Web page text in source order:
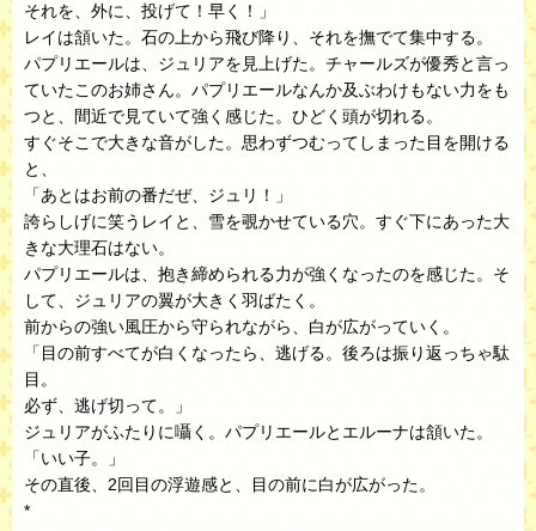
それを、外に、投げて！早く！」
レイは頷いた。石の上から飛び降り、それを撫でて集中する。
パプリエールは、ジュリアを見上げた。チャールズが優秀と言っ
ていたこのお姉さん。パプリエールなんか及ぶわけもない力をも
つと、間近で見ていて強く感じた。ひどく頭が切れる。
すぐそこで大きな音がした。思わずつむってしまった目を開ける
と、
「あとはお前の番だぜ、ジュリ！」
誇らしげに笑うレイと、雪を覗かせている穴。すぐ下にあった大
きな大理石はない。
パプリエールは、抱き締められる力が強くなったのを感じた。そ
して、ジュリアの翼が大きく羽ばたく。
前からの強い風圧から守られながら、白が広がっていく。
「目の前すべてが白くなったら、逃げる。後ろは振り返っちゃ駄
目。
必ず、逃げ切って。」
ジュリアがふたりに囁く。パプリエールとエルーナは頷いた。
「いい子。」
その直後、2回目の浮遊感と、目の前に白が広がった。
*